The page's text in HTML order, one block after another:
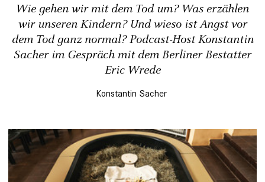
Wie gehen wir mit dem Tod um? Was erzählen
wir unseren Kindern? Und wieso ist Angst vor
dem Tod ganz normal? Podcast-Host Konstantin
Sacher im Gespräch mit dem Berliner Bestatter
Eric Wrede
Konstantin Sacher